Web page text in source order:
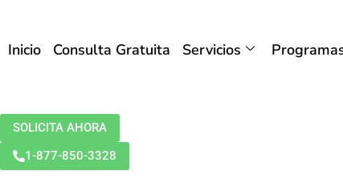
Inicio Consulta Gratuita Servicios
SOLICITA AHORA
1-877-850-3328